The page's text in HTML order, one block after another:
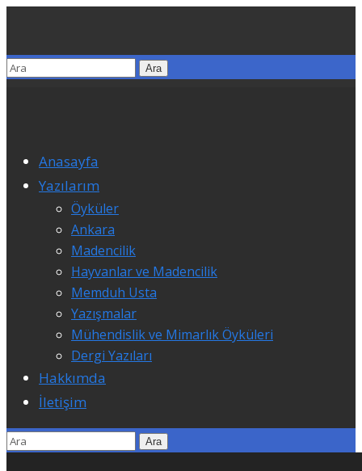
Anasayfa
Yazılarım
Öyküler
Ankara
Madencilik
Hayvanlar ve Madencilik
Memduh Usta
Yazışmalar
Mühendislik ve Mimarlık Öyküleri
Dergi Yazıları
Hakkımda
İletişim